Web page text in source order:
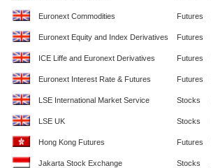
Euronext Commodities Futures
Euronext Equity and Index Derivatives Futures
ICE Liffe and Euronext Derivatives Futures
Euronext Interest Rate & Futures Futures
LSE International Market Service Stocks
LSE UK Stocks
Hong Kong Futures Futures
Jakarta Stock Exchange Stocks